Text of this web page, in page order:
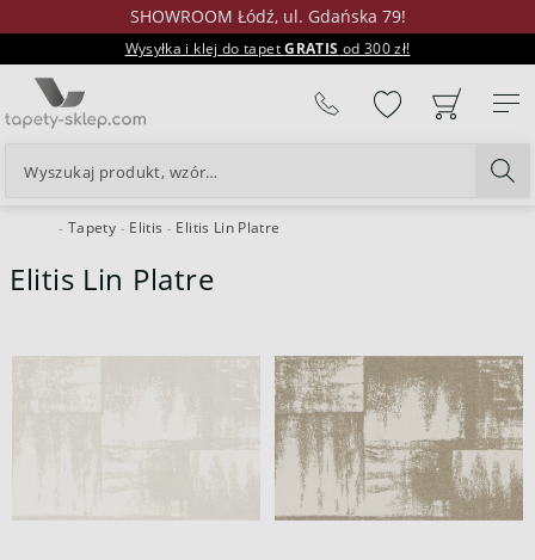
SHOWROOM Łódź, ul. Gdańska 79!
Wysyłka i klej do tapetGRATIS od 300 zł!
24H Tapety Elitis Elitis Lin Platre
Elitis Lin Platre